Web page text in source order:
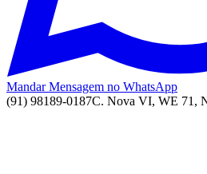
Mandar Mensagem no WhatsApp
(91) 98189-0187C. Nova VI, WE 71,